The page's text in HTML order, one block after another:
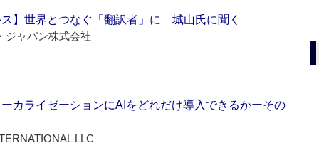
ス】世界とつなぐ「翻訳者」に 城山氏に聞く
ジャパン株式会社
カライゼーションにAIをどれだけ導入できるかーその
LLC